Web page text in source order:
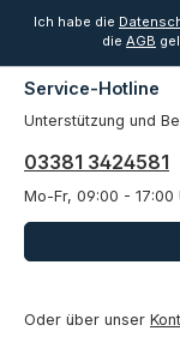
Ich habe die
die AGB
Service-Hotline
Unterstützung und
03381 3424581
Mo-Fr, 09:00 - 17:00
Oder über unser